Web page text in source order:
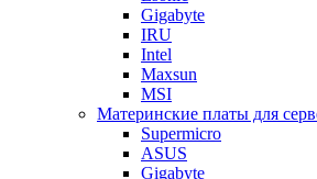
Gigabyte
IRU
Intel
Maxsun
MSI
Материнские платы для
Supermicro
ASUS
Gigabyte